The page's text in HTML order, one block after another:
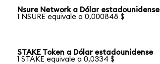
Nsure Network a Dólar estadounidense
1 NSURE equivale a 0,000848 $
STAKE Token a Dólar estadounidense
1 STAKE equivale a 0,0334 $